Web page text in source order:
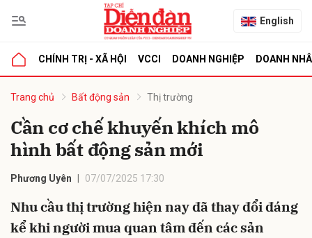
English
CHÍNH TRỊ - XÃ HỘI VCCI DOANH NGHIỆP DOANH
Trang chủ Bất động sản Thị trường
Cần cơ chế khuyến khích mô
hình bất động sản mới
Phương Uyên 07/07/2025 17:30
Nhu cầu thị trường hiện nay đã thay đổi đáng
kể khi người mua quan tâm đến các sản
luận
Hủy